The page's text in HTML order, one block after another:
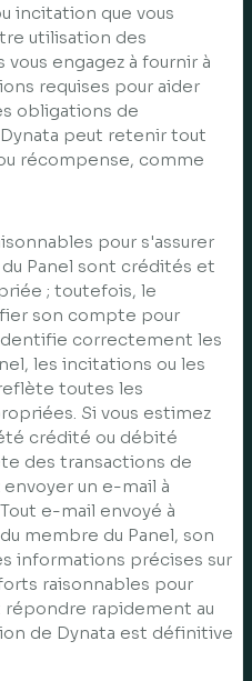
incitation que vous
utilisation des
engagez à fournir à
requises pour aider
obligations de
peut retenir tout
récompense, comme
pour s'assurer
Panel sont crédités et
; toutefois, le
son compte pour
correctement les
les incitations ou les
toutes les
Si vous estimez
crédité ou débité
des transactions de
un e-mail à
Tout e-mail envoyé à
membre du Panel, son
informations précises sur
raisonnables pour
rapidement au
de Dynata est définitive